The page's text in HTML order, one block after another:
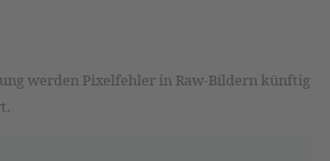
werden Pixelfehler in Raw-Bildern künftig